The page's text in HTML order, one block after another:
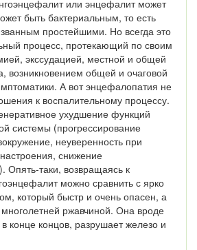
или энцефалит может
быть бактериальным, то есть
простейшими. Но всегда это
процесс, протекающий по своим
экссудацией, местной и общей
возникновением общей и очаговой
А вот энцефалопатия не
к воспалительному процессу.
ухудшение функций
системы (прогрессирование
неуверенность при
снижение
Опять-таки, возвращаясь к
можно сравнить с ярко
который быстр и очень опасен, а
ржавчиной. Она вроде
конце концов, разрушает железо и